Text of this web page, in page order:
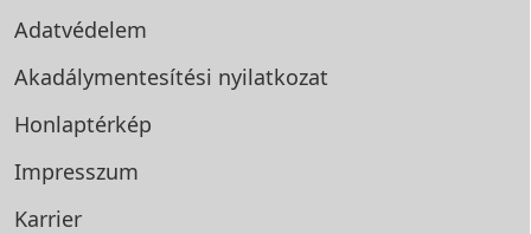
Adatvédelem
Akadálymentesítési nyilatkozat
Honlaptérkép
Impresszum
Karrier